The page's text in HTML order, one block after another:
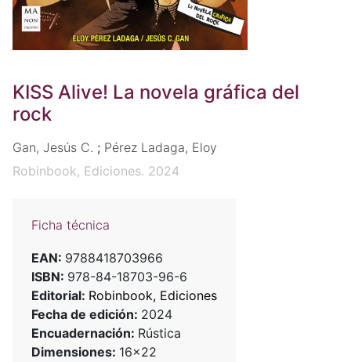
KISS Alive! La novela gráfica del
rock
Gan, Jesús C. ; Pérez Ladaga, Eloy
Robinbook, Ediciones. 2024
Ficha técnica
EAN: 9788418703966
ISBN: 978-84-18703-96-6
Editorial: Robinbook, Ediciones
Fecha de edición: 2024
Encuadernación: Rústica
Dimensiones: 16x22